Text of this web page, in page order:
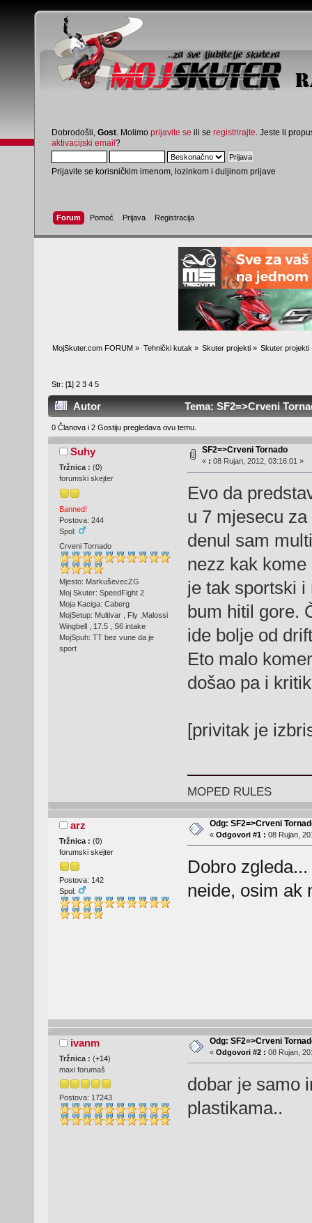
Dobrodošli, Gost . Molimo prijavite se ili se registrirajte . Jeste li
aktivacijski email?
Prijavite se korisničkim imenom, lozinkom i duljinom prijave
Forum Pomoć Prijava Registracija
MojSkuter.com FORUM » Tehnički kutak » Skuter projekti» Skuter projekti
Str: [1]2 3 4 5
Autor Tema: SF2=>Crveni
0 Članova i 2 Gostiju pregledava ovu temu.
Suhy
Tržnica : (0)
forumski skejter
Banned!
Postova: 244
Spol:
Crveni Tornado
Mjesto: MarkuševecZG
Moj Skuter: SpeedFight 2
Moja Kaciga: Caberg
MojSetup: Multivar , Fly ,Malossi
Wingbell , 17.5 , S6 intake
MojSpuh: TT bez vune da je
sport
SF2=>Crveni Tornado
« : 08 Rujan, 2012, 03:16:01 »
Evo da
u 7 mjesecu
denul sam
nezz kak
je tak sportski i
bum hitil gore.
ide bolje od
Eto malo
došao pa i
[privitak je
MOPED RULES
arz
Tržnica : (0)
forumski skejter
Postova: 142
Spol:
Odg: SF2=>Crveni
« Odgovori #1 : 08 Rujan,
Dobro zgleda...
neide, osim ak
ivanm
Tržnica : (+14)
maxi forumaš
Postova: 17243
Odg: SF2=>Crveni
« Odgovori #2 : 08 Rujan,
dobar je samo
plastikama..